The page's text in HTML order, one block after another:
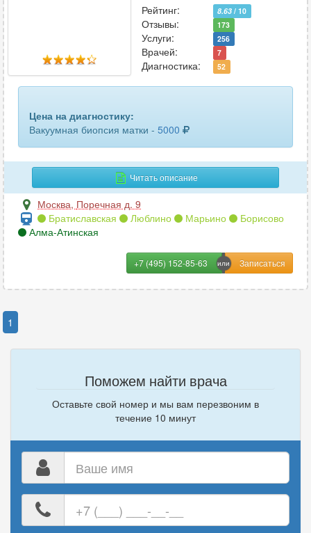
Рейтинг:
8.63 / 10
Отзывы: 173
Услуги: 256
Врачей: 7
Диагностика: 52
Цена на диагностику:
Вакуумная биопсия матки - 5000
Читать описание
Москва, Поречная д. 9
Братиславская
Люблино Марьино
Борисово
Алма-Атинская
+7 (495) 152-85-63
1
Поможем найти врача
Оставьте свой номер и мы вам перезвоним в
течение 10 минут
номер
телефона